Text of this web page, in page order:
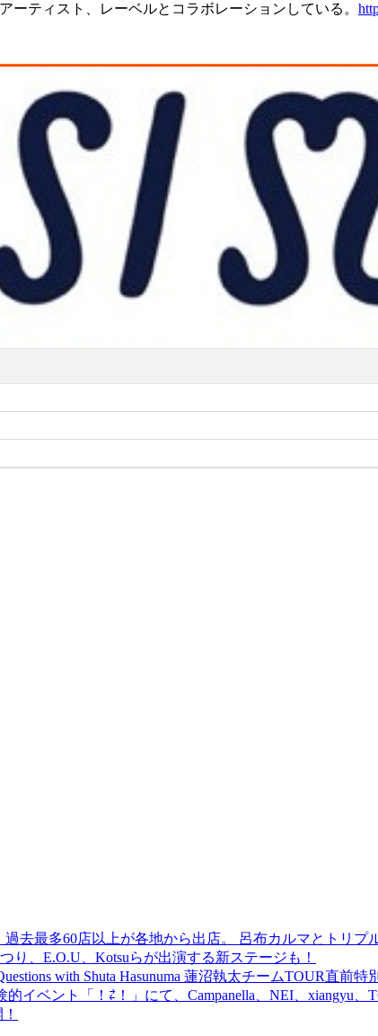
ーティスト、レーベルとコラボレーションしている。
去最多60店以上が各地から出店。 呂布カルマとトリプ
り、E.O.U、Kotsuらが出演する新ステージも！
with Shuta Hasunuma 蓮沼執太チームTOUR直前
イベント「！⇄！」にて、Campanella、NEI、xiangyu